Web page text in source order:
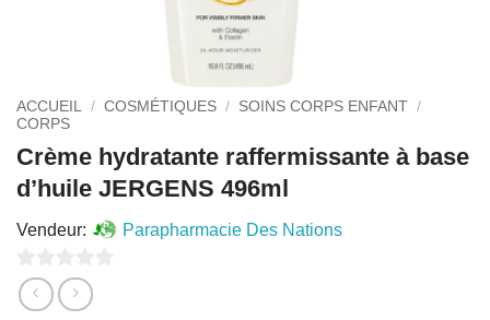
ACCUEIL / COSMÉTIQUES / SOINS CORPS ENFANT /
CORPS
Crème hydratante raffermissante à base
d’huile JERGENS 496ml
Vendeur: Parapharmacie Des Nations
0
sur